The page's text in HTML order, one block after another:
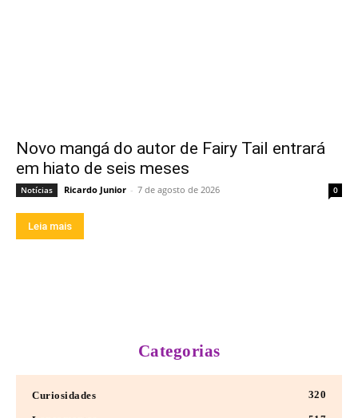
Novo mangá do autor de Fairy Tail entrará
em hiato de seis meses
Notícias Ricardo Junior - 7 de agosto de 2026 0
Leia mais
Categorias
Curiosidades 320